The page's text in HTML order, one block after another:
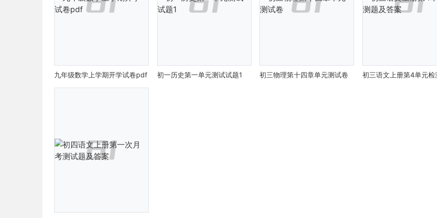
九年级数学上学期开学试卷pdf 初一历史第一单元测试试题1 初三物理第十四章单元测试卷